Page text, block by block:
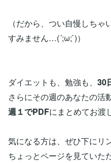
（だから、つい自慢しちゃ
すみません…(´;ω;`)）
ダイエットも、勉強も、 30
さらにその週のあなたの活
週１でPDFにまとめてお渡
気になる方は、ぜひ下にリ
ちょっとページを見ていた